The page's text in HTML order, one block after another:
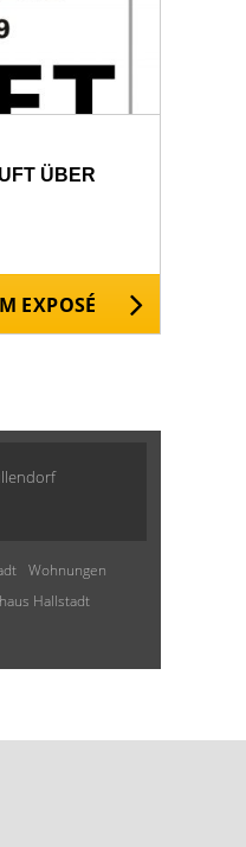
ÜBER
EXPOSÉ
Wohnungen
Hallstadt